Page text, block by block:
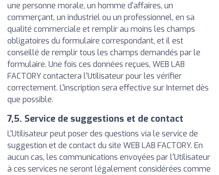
une personne morale, un homme d'affaires, un
commerçant, un industriel ou un professionnel, en sa
qualité commerciale et remplir au moins les champs
obligatoires du formulaire correspondant, et il est
conseillé de remplir tous les champs demandés par le
formulaire. Une fois ces données reçues, WEB LAB
FACTORY contactera l'Utilisateur pour les vérifier
correctement. L'inscription sera effective sur Internet dès
que possible.
7,5. Service de suggestions et de contact
L'Utilisateur peut poser des questions via le service de
suggestion et de contact du site WEB LAB FACTORY. En
aucun cas, les communications envoyées par l'Utilisateur
à ces services ne seront légalement considérées comme